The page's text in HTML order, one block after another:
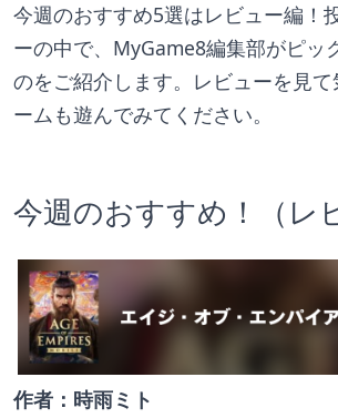
今週のおすすめ5選はレビュー編！
ーの中で、MyGame8編集部がピッ
のをご紹介します。レビューを見
ームも遊んでみてください。
今週のおすすめ！（レ
作者：時雨ミト